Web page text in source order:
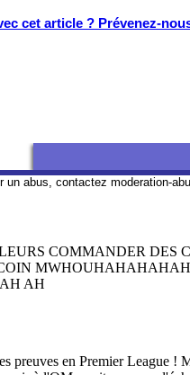
cet article ? Prévenez-
un abus, contactez moderation-